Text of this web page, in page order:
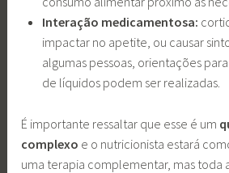
Interação medicamentosa:
impactar no apetite, ou causar
algumas pessoas, orientações
de líquidos podem ser realizadas.
É importante ressaltar que esse é um
complexo e o nutricionista estará
uma terapia complementar, mas toda